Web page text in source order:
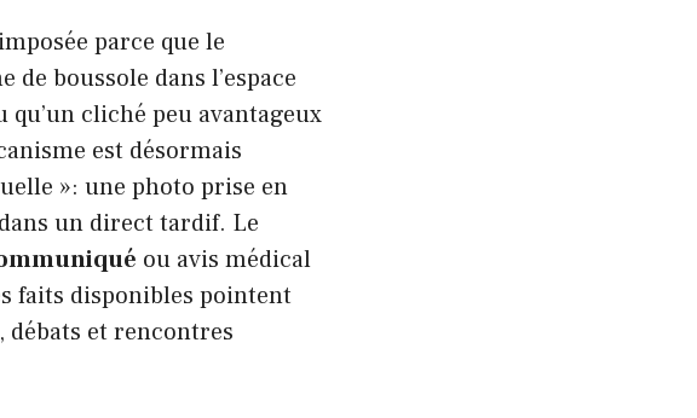
parce que le
boussole dans l’espace
cliché peu avantageux
est désormais
»: une photo prise en
un direct tardif. Le
ou avis médical
faits disponibles pointent
et rencontres